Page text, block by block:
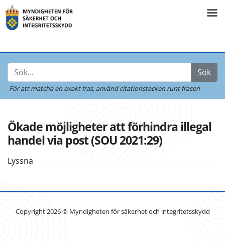
Sök
För att matcha en exakt fras, använd citationstecken runt frasen
Ökade möjligheter att förhindra illegal
handel via post (SOU 2021:29)
Lyssna
Copyright 2026 © Myndigheten för säkerhet och integritetsskydd